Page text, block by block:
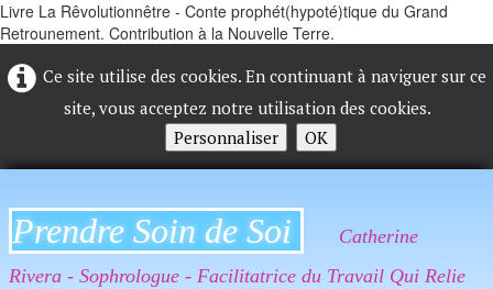
Livre La Rêvolutionnêtre - Conte prophét(hypoté)tique du Grand
Retrounement. Contribution à la Nouvelle Terre.
Ce site utilise des cookies. En continuant à naviguer sur ce
site, vous acceptez notre utilisation des cookies.
Personnaliser
OK
Prendre Soin de Soi
Catherine
Rivera - Sophrologue - Facilitatrice du Travail Qui Relie